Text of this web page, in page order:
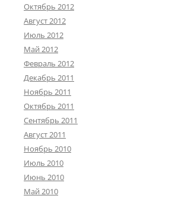
Октябрь 2012
Август 2012
Июль 2012
Май 2012
Февраль 2012
Декабрь 2011
Ноябрь 2011
Октябрь 2011
Сентябрь 2011
Август 2011
Ноябрь 2010
Июль 2010
Июнь 2010
Май 2010